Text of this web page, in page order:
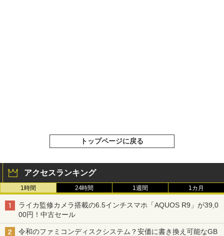
トップページに戻る
アクセスランキング
1時間 24時間 1週間 1カ月
ライカ監修カメラ搭載の6.5インチスマホ「AQUOS R9」が39,0
00円！中古セール
令和のファミコンディスクシステム？安価に書き換え可能なGB